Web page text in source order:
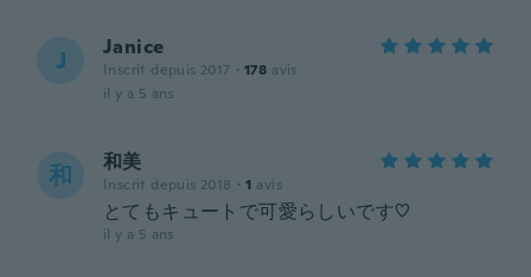
J Janice
Inscrit depuis 2017 · 178 avis
il y a 5 ans
和 和美
Inscrit depuis 2018 · 1 avis
とてもキュートで可愛らしいです♡
il y a 5 ans